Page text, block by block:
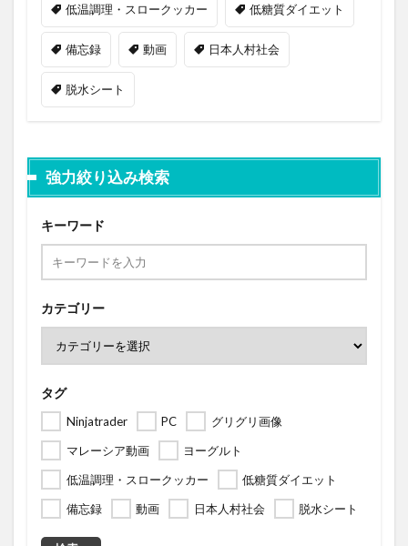
低温調理・スロークッカー 低糖質ダイエット
備忘録 動画 日本人村社会
脱水シート
強力絞り込み検索
キーワード
カテゴリー
タグ
Ninjatrader PC
グリグリ画像
マレーシア動画
ヨーグルト
低温調理・スロークッカー
低糖質ダイエット
備忘録
動画 日本人村社会 脱水シート